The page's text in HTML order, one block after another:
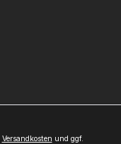
Versandkosten und ggf.